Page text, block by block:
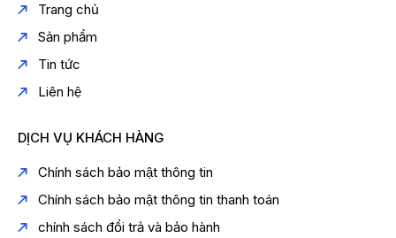
Trang chủ
Sản phẩm
Tin tức
Liên hệ
DỊCH VỤ KHÁCH HÀNG
Chính sách bảo mật thông tin
Chính sách bảo mật thông tin thanh toán
chính sách đổi trả và bảo hành